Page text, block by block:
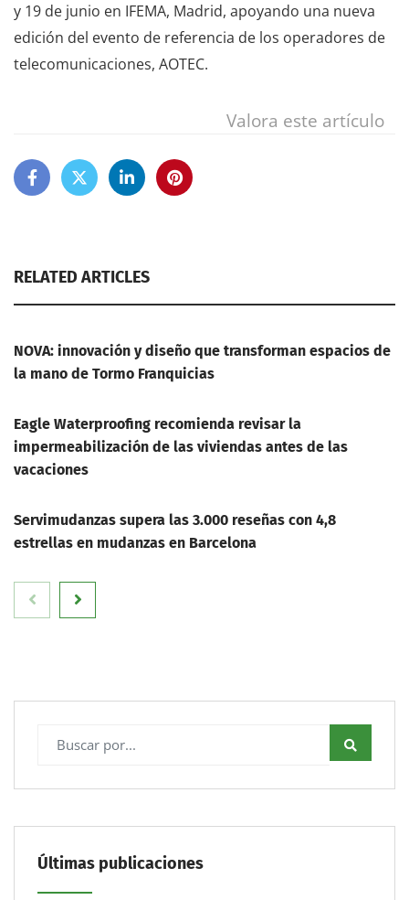
y 19 de junio en IFEMA, Madrid, apoyando una nueva
edición del evento de referencia de los operadores de
telecomunicaciones, AOTEC.
Valora este artículo
RELATED ARTICLES
NOVA: innovación y diseño que transforman espacios de
la mano de Tormo Franquicias
Eagle Waterproofing recomienda revisar la
impermeabilización de las viviendas antes de las
vacaciones
Servimudanzas supera las 3.000 reseñas con 4,8
estrellas en mudanzas en Barcelona
Últimas publicaciones